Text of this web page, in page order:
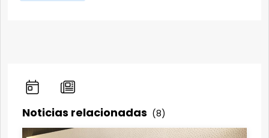
Noticias relacionadas (8)